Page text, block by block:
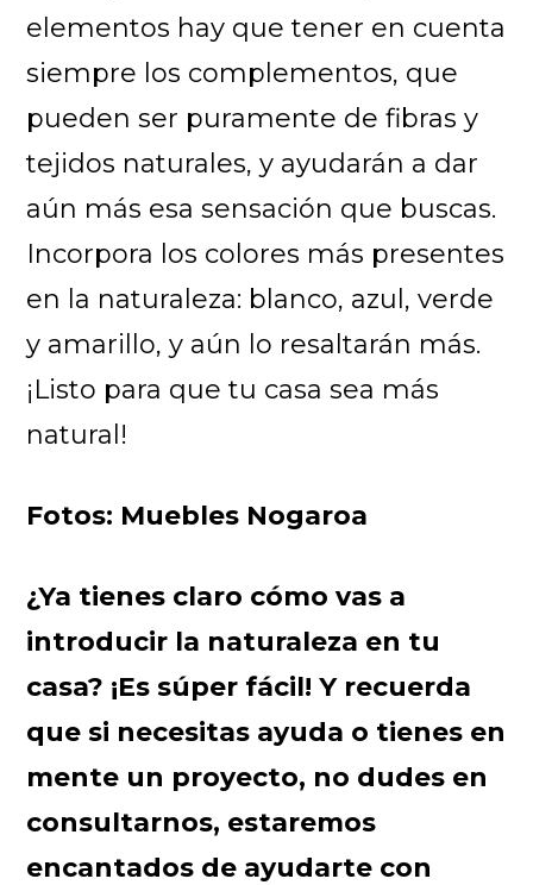
elementos hay que tener en cuenta
siempre los complementos, que
pueden ser puramente de fibras y
tejidos naturales, y ayudarán a dar
aún más esa sensación que buscas.
Incorpora los colores más presentes
en la naturaleza: blanco, azul, verde
y amarillo, y aún lo resaltarán más.
¡Listo para que tu casa sea más
natural!
Fotos: Muebles Nogaroa
¿Ya tienes claro cómo vas a
introducir la naturaleza en tu
casa? ¡Es súper fácil! Y recuerda
que si necesitas ayuda o tienes en
mente un proyecto, no dudes en
consultarnos, estaremos
encantados de ayudarte con